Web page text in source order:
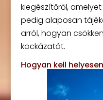
kiegészítőről,
pedig alaposan
arról, hogyan
kockázatát.
Hogyan kell